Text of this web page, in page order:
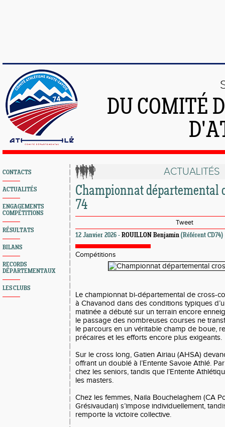
DU COMITÉ
CONTACTS
ACTUALITÉS
ENGAGEMENTS
COMPÉTITIONS
RÉSULTATS
BILANS
RECORDS
DÉPARTEMENTAUX
LES CLUBS
ACTUALITÉS
Championnat départemental
74
Tweet
12 Janvier 2026 - ROUILLON Benjamin (Référent CD74)
Compétitions
Le championnat bi-départemental de cross-
à Chavanod dans des conditions typiques
matinée a débuté sur un terrain encore
le passage des nombreuses courses ne
le parcours en un véritable champ de boue,
précaires et les efforts encore plus exigeants.
Sur le cross long, Gatien Airiau (AHSA)
offrant un doublé à l’Entente Savoie Athlé.
chez les seniors, tandis que l’Entente
les masters.
Chez les femmes, Naila Bouchelaghem (CA
Grésivaudan) s’impose individuellement,
remporte la victoire collective.